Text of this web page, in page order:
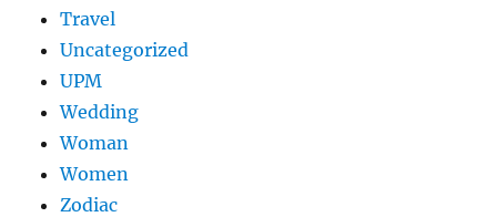
Travel
Uncategorized
UPM
Wedding
Woman
Women
Zodiac